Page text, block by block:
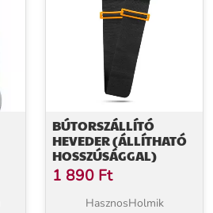
BÚTORSZÁLLÍTÓ
HEVEDER (ÁLLÍTHATÓ
HOSSZÚSÁGGAL)
1 890 Ft
HasznosHolmik